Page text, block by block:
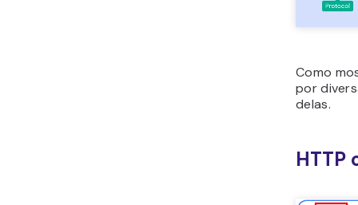
Como
por
delas.
HTTP